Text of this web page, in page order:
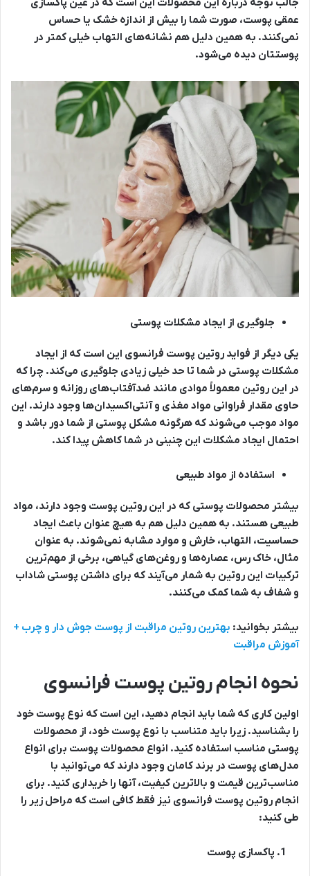
عمقی پوست، صورت شما را بیش از اندازه خشک یا حساس
نمی‌کنند. به همین دلیل هم نشانه‌های التهاب خیلی کمتر در
پوستتان دیده می‌شود.
جلوگیری از ایجاد مشکلات پوستی
یکی دیگر از فواید روتین پوست فرانسوی این است که از ایجاد
مشکلات پوستی در شما تا حد خیلی زیادی جلوگیری می‌کند. چرا که
در این روتین معمولاً موادی مانند ضدآفتاب‌های روزانه و سرم‌های
حاوی مقدار فراوانی مواد مغذی و آنتی‌اکسیدان‌ها وجود دارند. این
مواد موجب می‌شوند که هرگونه مشکل پوستی از شما دور باشد و
احتمال ایجاد مشکلات این چنینی در شما کاهش پیدا کند.
استفاده از مواد طبیعی
بیشتر محصولات پوستی که در این روتین پوست وجود دارند، مواد
طبیعی هستند. به همین دلیل هم به هیچ عنوان باعث ایجاد
حساسیت، التهاب، خارش و موارد مشابه نمی‌شوند. به عنوان
مثال، خاک رس، عصاره‌ها و روغن‌های گیاهی، برخی از مهم‌ترین
ترکیبات این روتین به شمار می‌آیند که برای داشتن پوستی شاداب
و شفاف به شما کمک می‌کنند.
بیشتر بخوانید: بهترین روتین مراقبت از پوست جوش دار و چرب +
آموزش مراقبت
نحوه انجام روتین پوست فرانسوی
اولین کاری که شما باید انجام دهید، این است که نوع پوست خود
را بشناسید. زیرا باید متناسب با نوع پوست خود، از محصولات
پوستی مناسب استفاده کنید. انواع محصولات پوست برای انواع
مدل‌های پوست در برند کامان وجود دارند که می‌توانید با
مناسب‌ترین قیمت و بالاترین کیفیت، آنها را خریداری کنید. برای
انجام روتین پوست فرانسوی نیز فقط کافی است که مراحل زیر را
طی کنید:
پاکسازی پوست